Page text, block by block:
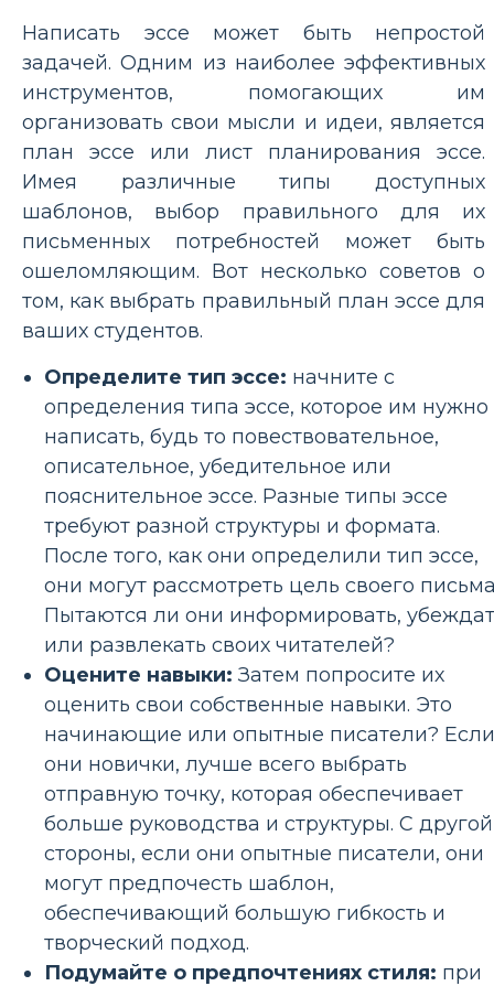
Написать эссе может быть непростой
задачей. Одним из наиболее эффективных
инструментов, помогающих им
организовать свои мысли и идеи, является
план эссе или лист планирования эссе.
Имея различные типы доступных
шаблонов, выбор правильного для их
письменных потребностей может быть
ошеломляющим. Вот несколько советов о
том, как выбрать правильный план эссе для
ваших студентов.
Определите тип эссе: начните с
определения типа эссе, которое им нужно
написать, будь то повествовательное,
описательное, убедительное или
пояснительное эссе. Разные типы эссе
требуют разной структуры и формата.
После того, как они определили тип эссе,
они могут рассмотреть цель своего
Пытаются ли они информировать,
или развлекать своих читателей?
Оцените навыки: Затем попросите их
оценить свои собственные навыки. Это
начинающие или опытные писатели? Если
они новички, лучше всего выбрать
отправную точку, которая обеспечивает
больше руководства и структуры. С другой
стороны, если они опытные писатели, они
могут предпочесть шаблон,
обеспечивающий большую гибкость и
творческий подход.
Подумайте о предпочтениях стиля: при